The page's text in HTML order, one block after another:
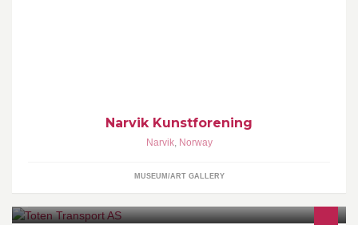
Narvik Kunstforening
Narvik, Norway
MUSEUM/ART GALLERY